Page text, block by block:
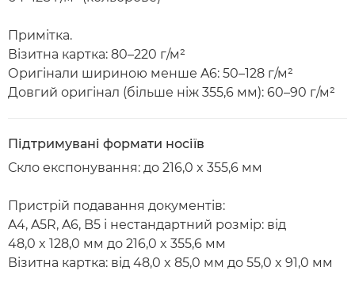
Примітка.
Візитна картка: 80–220 г/м²
Оригінали шириною менше A6: 50–128 г/м²
Довгий оригінал (більше ніж 355,6 мм): 60–90 г/м²
Підтримувані формати носіїв
Скло експонування: до 216,0 x 355,6 мм
Пристрій подавання документів:
A4, A5R, A6, B5 і нестандартний розмір: від
48,0 x 128,0 мм до 216,0 x 355,6 мм
Візитна картка: від 48,0 x 85,0 мм до 55,0 x 91,0 мм